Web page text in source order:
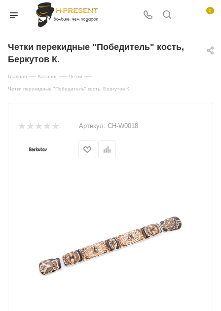
0
Четки перекидные "Победитель" кость,
Беркутов К.
Главная — Каталог — Четки —
Четки перекидные "Победитель" кость, Беркутов К.
Артикул: CH-W0018